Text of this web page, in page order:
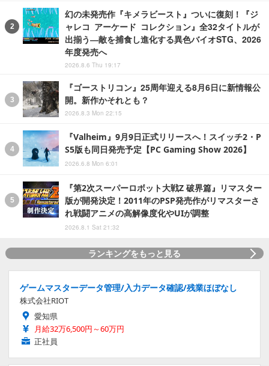
幻の未発売作『キメラビースト』ついに復刻！『ジ
ャレコ アーケード コレクション』全32タイトルが
出揃う―敵を捕食し進化する異色バイオSTG、2026
年度発売へ
2026.8.6 Thu 19:17
『ゴーストリコン』25周年迎える8月6日に新情報公
開。新作かそれとも？
2026.8.3 Mon 22:15
『Valheim』9月9日正式リリースへ！スイッチ2・P
S5版も同日発売予定【PC Gaming Show 2026】
2026.6.8 Mon 6:01
『第2次スーパーロボット大戦Z 破界篇』リマスター
版が開発決定！2011年のPSP発売作がリマスターさ
れ戦闘アニメの高解像度化やUIが調整
2026.8.1 Sat 21:32
ランキングをもっと見る
ゲームマスターデータ管理/入力データ確認/残業ほぼなし
株式会社RIOT
愛知県
月給32万6,500円～60万円
正社員